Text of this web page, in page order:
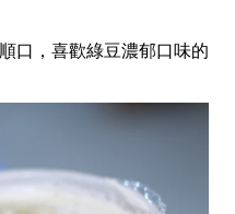
口，喜歡綠豆濃郁口味的